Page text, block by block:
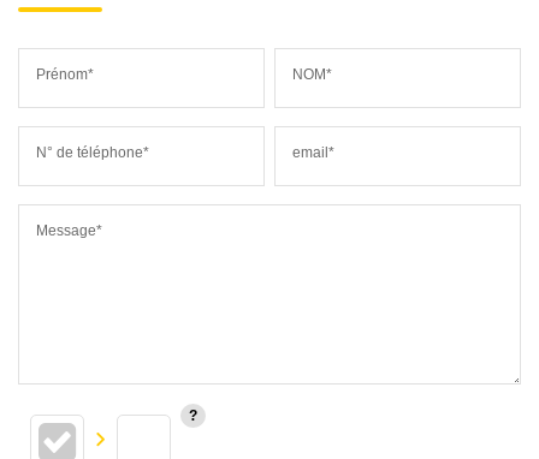
Prénom* NOM*
N° de téléphone* email*
Message*